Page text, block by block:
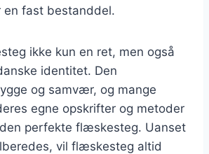
fast bestanddel.
ikke kun en ret, men også
identitet. Den
og samvær, og mange
egne opskrifter og metoder
perfekte flæskesteg. Uanset
vil flæskesteg altid